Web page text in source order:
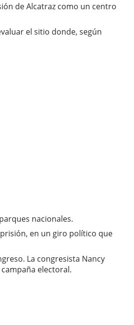
de Alcatraz como un centro
el sitio donde, según
nacionales.
en un giro político que
La congresista Nancy
electoral.